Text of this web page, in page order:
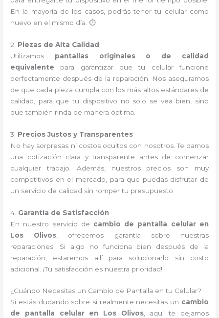
En la mayoría de los casos, podrás tener tu celular como
nuevo en el mismo día. ⏱️
2. Piezas de Alta Calidad
Utilizamos pantallas originales o de calidad
equivalente para garantizar que tu celular funcione
perfectamente después de la reparación. Nos aseguramos
de que cada pieza cumpla con los más altos estándares de
calidad, para que tu dispositivo no solo se vea bien, sino
que también rinda de manera óptima.
3. Precios Justos y Transparentes
No hay sorpresas ni costos ocultos con nosotros. Te damos
una cotización clara y transparente antes de comenzar
cualquier trabajo. Además, nuestros precios son muy
competitivos en el mercado, para que puedas disfrutar de
un servicio de calidad sin romper tu presupuesto.
4. Garantía de Satisfacción
En nuestro servicio de cambio de pantalla celular en
Los Olivos , ofrecemos garantía sobre nuestras
reparaciones. Si algo no funciona bien después de la
reparación, estaremos allí para solucionarlo sin costo
adicional. ¡Tu satisfacción es nuestra prioridad!
¿Cuándo Necesitas un Cambio de Pantalla en tu Celular?
Si estás dudando sobre si realmente necesitas un cambio
de pantalla celular en Los Olivos, aquí te dejamos